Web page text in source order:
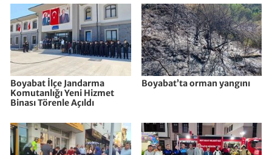
Boyabat İlçe Jandarma
Komutanlığı Yeni Hizmet
Binası Törenle Açıldı
Boyabat’ta orman yangını